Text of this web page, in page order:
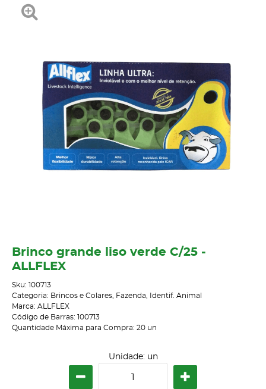
Brinco grande liso verde C/25 -
ALLFLEX
Sku: 100713
Categoria: Brincos e Colares Fazenda
Identif. Animal
Marca: ALLFLEX
Código de Barras: 100713
Quantidade Máxima para Compra: 20 un
Unidade: un